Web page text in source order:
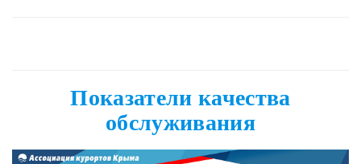
Показатели качества
обслуживания